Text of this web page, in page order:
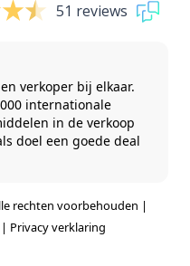
51 reviews
verkoper bij elkaar.
internationale
in de verkoop
doel een goede deal
rechten voorbehouden |
| Privacy verklaring